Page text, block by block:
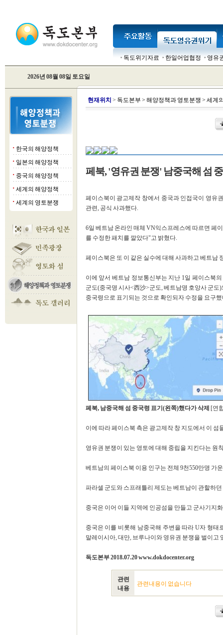
독도위기자료 한일어업협정 영유
2026년 08월 08일 토요일
■ 한국의 해양정책
■ 일본의 해양정책
■ 중국의 해양정책
■ 세계의 해양정책
■ 세계의 영토분쟁
현재위치 > 독도본부 > 해양정책과 영토분쟁 > 세계
페북, '영유권 분쟁' 남중국해 섬
페이스북이 광고제작 창에서 중국과 인접국이 영유
관련, 공식 사과했다.
6일 베트남 온라인 매체 VN익스프레스에 따르면 페
를 수정한 패치를 깔았다"고 밝혔다.
페이스북은 또 이 같은 실수에 대해 사과하고 베트남
이에 앞서 베트남 정보통신부는 지난 1일 페이스북
군도(중국명 시사<西沙>군도, 베트남명 호앙사 군
중국령으로 표기되는 것으로 확인되자 수정을 요구했
페북, 남중국해 섬 중국령 표기(왼쪽)했다가 삭제 [연
이에 따라 페이스북 측은 광고제작 창 지도에서 이 섬
영유권 분쟁이 있는 영토에 대해 중립을 지킨다는 원
베트남의 페이스북 이용 인구는 전체 9천550만명 가
파라셀 군도와 스프래틀리 제도는 베트남이 관할하
중국은 이어 이들 지역에 인공섬을 만들고 군사기지
중국은 이를 비롯해 남중국해 주변을 따라 U자 형태
말레이시아, 대만, 브루나이와 영유권 분쟁을 벌이고
독도본부 2018.07.20 www.dokdocenter.org
관련
내용
관련내용이 없습니다